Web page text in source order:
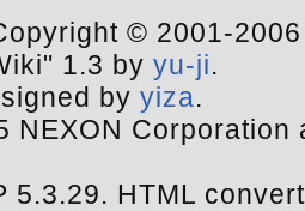
© 2001-
1.3 by yu-ji.
by yiza.
NEXON
5.3.29. HTML